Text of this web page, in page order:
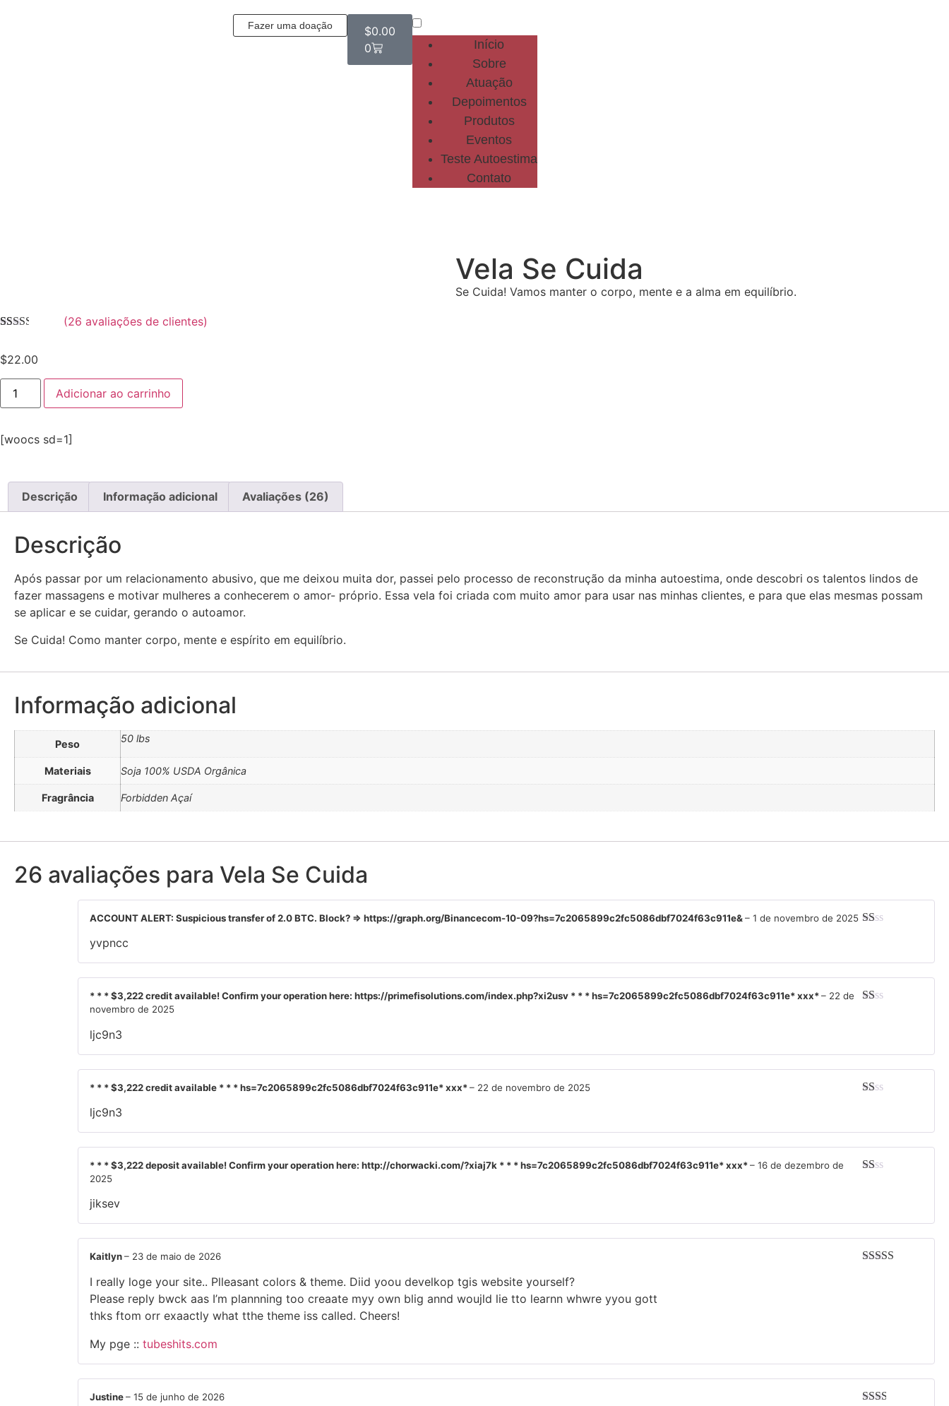
Fazer uma doação $0.00
0
Início
Sobre
Atuação
Depoimentos
Produtos
Eventos
Teste Autoestima
Contato
Vela Se Cuida
Se Cuida! Vamos manter o corpo, mente e a alma em equilíbrio.
2.40
com
baseado
em
clientes
(26 avaliações de clientes)
$22.00
Adicionar ao carrinho
[woocs sd=1]
Descrição Informação adicional Avaliações (26)
Descrição
Após passar por um relacionamento abusivo, que me deixou muita dor, passei pelo processo de reconstrução da minha autoestima, onde descobri os talentos lindos de
fazer massagens e motivar mulheres a conhecerem o amor- próprio. Essa vela foi criada com muito amor para usar nas minhas clientes, e para que elas mesmas possam
se aplicar e se cuidar, gerando o autoamor.
Se Cuida! Como manter corpo, mente e espírito em equilíbrio.
Informação adicional
Peso 50 lbs
Materiais Soja 100% USDA Orgânica
Fragrância Forbidden Açaí
26 avaliações para Vela Se Cuida
ACCOUNT ALERT: Suspicious transfer of 2.0 BTC. Block? => https://graph.org/Binancecom-10-09?hs=7c2065899c2fc5086dbf7024f63c911e&– 1 de novembro de 2025
yvpncc
* * * $3,222 credit available! Confirm your operation here: https://primefisolutions.com/index.php?xi2usv * * * hs=7c2065899c2fc5086dbf7024f63c911e* ххх*– 22 de
novembro de 2025
ljc9n3
* * * $3,222 credit available * * * hs=7c2065899c2fc5086dbf7024f63c911e* ххх*– 22 de novembro de 2025
ljc9n3
* * * $3,222 deposit available! Confirm your operation here: http://chorwacki.com/?xiaj7k * * * hs=7c2065899c2fc5086dbf7024f63c911e* ххх*– 16 de dezembro de
2025
jiksev
Kaitlyn– 23 de maio de 2026
I really loge your site.. Plleasant colors & theme. Diid yoou develkop tgis website yourself?
Please reply bwck aas I’m plannning too creaate myy own blig annd woujld lie tto learnn whwre yyou gott
thks ftom orr exaactly what tthe theme iss called. Cheers!
My pge :: tubeshits.com
Justine– 15 de junho de 2026